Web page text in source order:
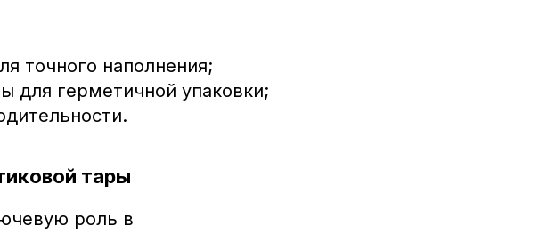
точного наполнения;
для герметичной упаковки;
тары
роль в